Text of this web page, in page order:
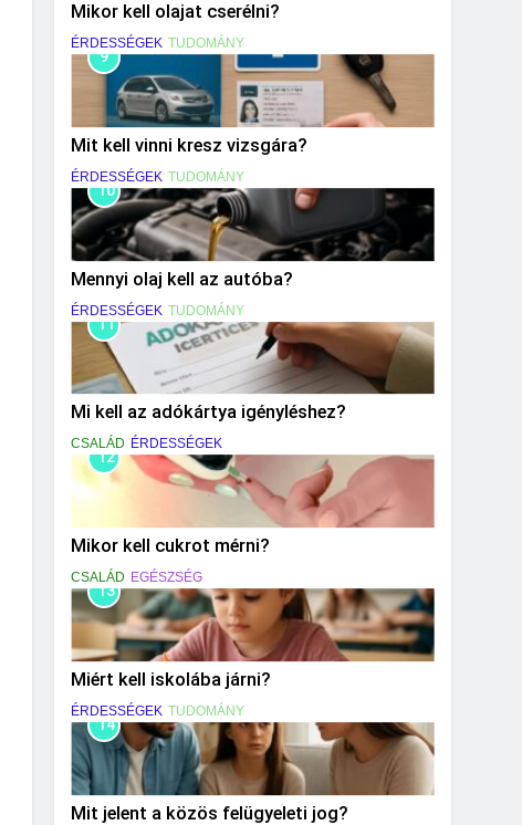
Mikor kell olajat cserélni?
ÉRDESSÉGEK TUDOMÁNY
9
Mit kell vinni kresz vizsgára?
ÉRDESSÉGEK TUDOMÁNY
10
Mennyi olaj kell az autóba?
ÉRDESSÉGEK TUDOMÁNY
11
Mi kell az adókártya igényléshez?
CSALÁD ÉRDESSÉGEK
12
Mikor kell cukrot mérni?
CSALÁD EGÉSZSÉG
13
Miért kell iskolába járni?
ÉRDESSÉGEK TUDOMÁNY
14
Mit jelent a közös felügyeleti jog?